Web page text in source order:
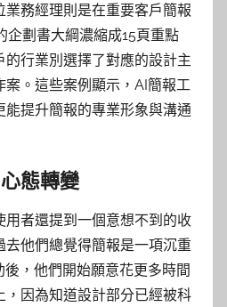
務經理則是在重要客戶簡報
企劃書大綱濃縮成15頁重點
行業別選擇了對應的設計主
案。這些案例顯示，AI簡報工
提升簡報的專業形象與溝通
態轉變
用者還提到一個意想不到的收
去他們總覺得簡報是一項沉重
，他們開始願意花更多時間
，因為知道設計部分已經被科